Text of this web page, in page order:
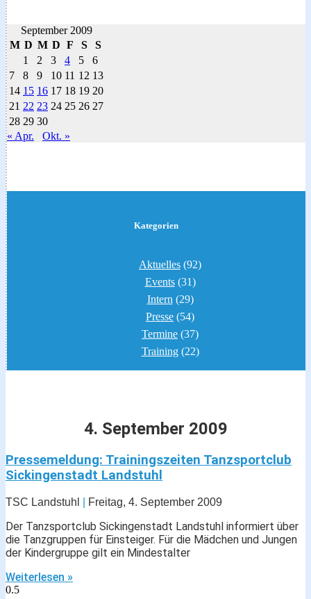
September 2009
M D M D F S
S
1
2 3 4 5
6
7
8 9 10 11 12 13
14 15 16 17 18 19 20
21 22 23 24 25 26 27
28 29 30
« Apr.
Okt. »
Kategorien
Aktuelles (92)
Events(31)
Intern (29)
Presse (54)
Termine (37)
Training(22)
4. September 2009
Pressemeldung: Trainingszeiten Tanzsportclub
Sickingenstadt Landstuhl
TSC Landstuhl Freitag, 4. September 2009
Der Tanzsportclub Sickingenstadt Landstuhl informiert über
die Tanzgruppen für Einsteiger. Für die Mädchen und Jungen
der Kindergruppe gilt ein Mindestalter
Weiterlesen »